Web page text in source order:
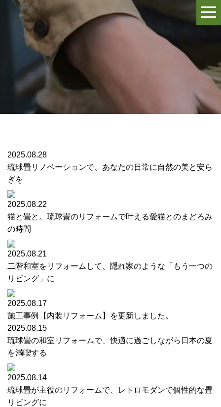
2025.08.28
琉球畳リノベーションで、あなたの日常に自然の美と安ら
ぎを
2025.08.22
猫と畳と。琉球畳のリフォームで叶える愛猫とのまどろみ
の時間
2025.08.21
二階和室をリフォームして、隠れ家のような「もう一つの
リビング」に
2025.08.17
施工事例【内装リフォーム】を更新しました。
2025.08.15
琉球畳の和室リフォームで、快適に過ごしながら日本の夏
を満喫する
2025.08.14
琉球畳が主役のリフォームで、レトロモダンで個性的な畳
リビングに